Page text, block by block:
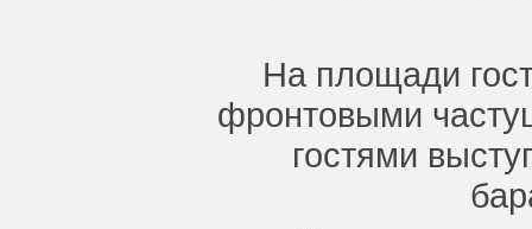
На площади
фронтовыми
гостями